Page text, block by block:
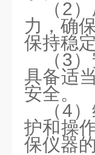
（2）
力，确
保持稳
（3）
具备适
安全。
（4）
护和操
保仪器